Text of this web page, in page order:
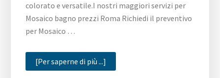
colorato e versatile.I nostri maggiori servizi per
Mosaico bagno prezzi Roma Richiedi il preventivo
per Mosaico …
[Per saperne di più ...]
bagno